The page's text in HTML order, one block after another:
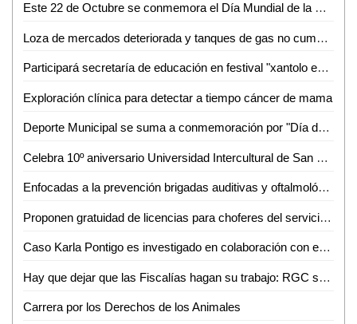
Este 22 de Octubre se conmemora el Día Mundial de la Medicina Tradicional
Loza de mercados deteriorada y tanques de gas no cumplen exigencias: Santiago Nales
Participará secretaría de educación en festival "xantolo en tu ciudad"
Exploración clínica para detectar a tiempo cáncer de mama
Deporte Municipal se suma a conmemoración por "Día de Muertos"
Celebra 10º aniversario Universidad Intercultural de San Luis Potosí campus Tanquián
Enfocadas a la prevención brigadas auditivas y oftalmológicas: Huerta Robledo
Proponen gratuidad de licencias para choferes del servicio público
Caso Karla Pontigo es investigado en colaboración con equipo de expertos de la Fiscalía de Chihuahua
Hay que dejar que las Fiscalías hagan su trabajo: RGC sobre denuncias contra ex edil
Carrera por los Derechos de los Animales